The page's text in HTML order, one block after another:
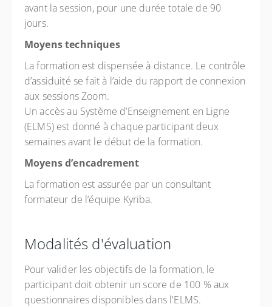
avant la session, pour une durée totale de 90
jours.
Moyens techniques
La formation est dispensée à distance. Le contrôle
d’assiduité se fait à l’aide du rapport de connexion
aux sessions Zoom.
Un accès au Système d’Enseignement en Ligne
(ELMS) est donné à chaque participant deux
semaines avant le début de la formation.
Moyens d’encadrement
La formation est assurée par un consultant
formateur de l’équipe Kyriba.
Modalités d'évaluation
Pour valider les objectifs de la formation, le
participant doit obtenir un score de 100 % aux
questionnaires disponibles dans l'ELMS.